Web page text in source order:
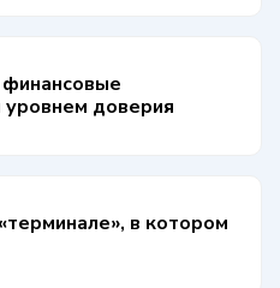
доверия
в котором